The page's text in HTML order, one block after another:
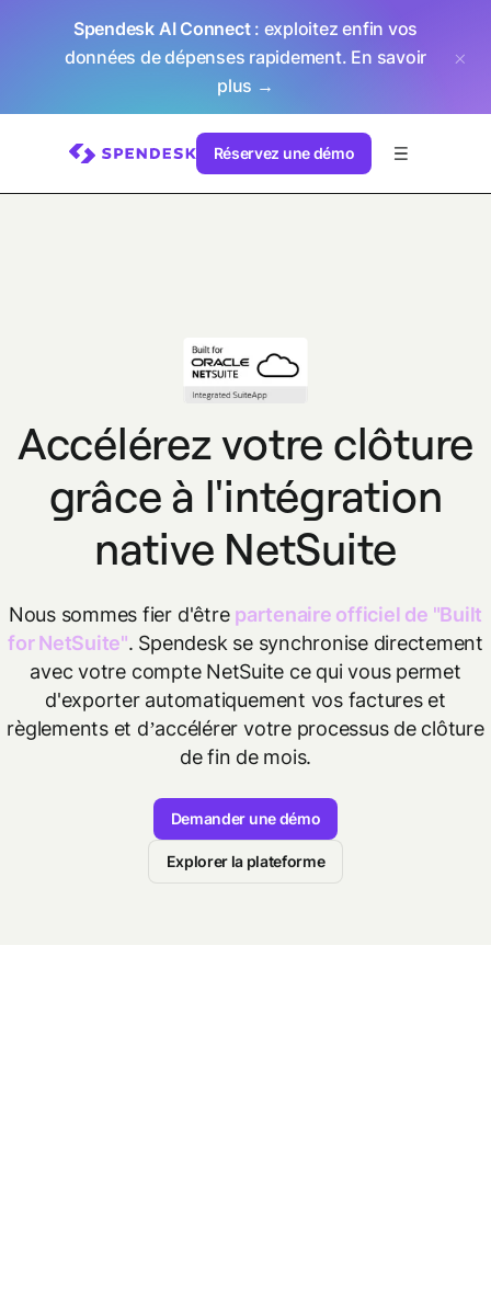
Spendesk AI Connect: exploitez enfin vos
données de dépenses rapidement. En savoir
plus →
Réservez une démo
Accélérez votre clôture
grâce à l'intégration
native NetSuite
Nous sommes fier d'être partenaire officiel de "Built
for NetSuite". Spendesk se synchronise directement
avec votre compte NetSuite ce qui vous permet
d'exporter automatiquement vos factures et
règlements et d’accélérer votre processus de clôture
de fin de mois.
Demander une démo
Explorer la plateforme